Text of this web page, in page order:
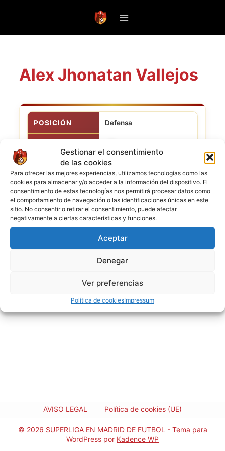
Gestionar el consentimiento
de las cookies
Para ofrecer las mejores experiencias, utilizamos tecnologías como las
cookies para almacenar y/o acceder a la información del dispositivo. El
consentimiento de estas tecnologías nos permitirá procesar datos como
el comportamiento de navegación o las identificaciones únicas en este
sitio. No consentir o retirar el consentimiento, puede afectar
negativamente a ciertas características y funciones.
Aceptar
Denegar
Ver preferencias
Política de cookiesImpressum
Alex Jhonatan Vallejos
POSICIÓN Defensa
NACIONALIDAD
AVISO LEGAL Política de cookies (UE)
© 2026 SUPERLIGA EN MADRID DE FUTBOL - Tema para
WordPress por Kadence WP